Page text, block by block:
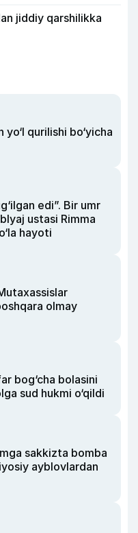
jiddiy qarshilikka
qurilishi bo‘yicha
edi”. Bir umr
ustasi Rimma
hayoti
olmay
bog‘cha bolasini
sud hukmi o‘qildi
sakkizta bomba
ayblovlardan